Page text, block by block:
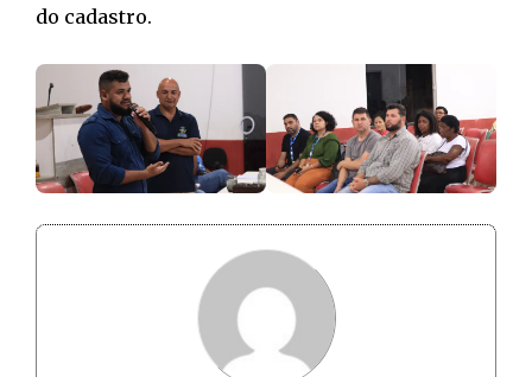
do cadastro.